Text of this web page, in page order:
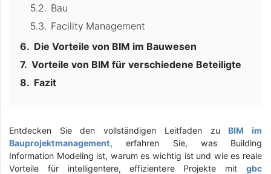
Bau
Facility Management
Die Vorteile von BIM im Bauwesen
Vorteile von BIM für verschiedene Beteiligte
Fazit
Entdecken Sie den vollständigen Leitfaden zu BIM im
Bauprojektmanagement, erfahren Sie, was Building
Information Modeling ist, warum es wichtig ist und wie es reale
Vorteile für intelligentere, effizientere Projekte mit gbc